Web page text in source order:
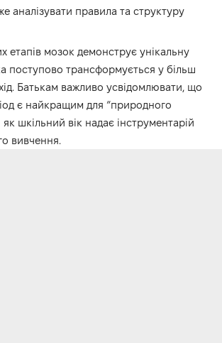
аналізувати правила та структуру
етапів мозок демонструє унікальну
поступово трансформується у більш
Батькам важливо усвідомлювати, що
є найкращим для “природного
як шкільний вік надає інструментарій
вивчення.